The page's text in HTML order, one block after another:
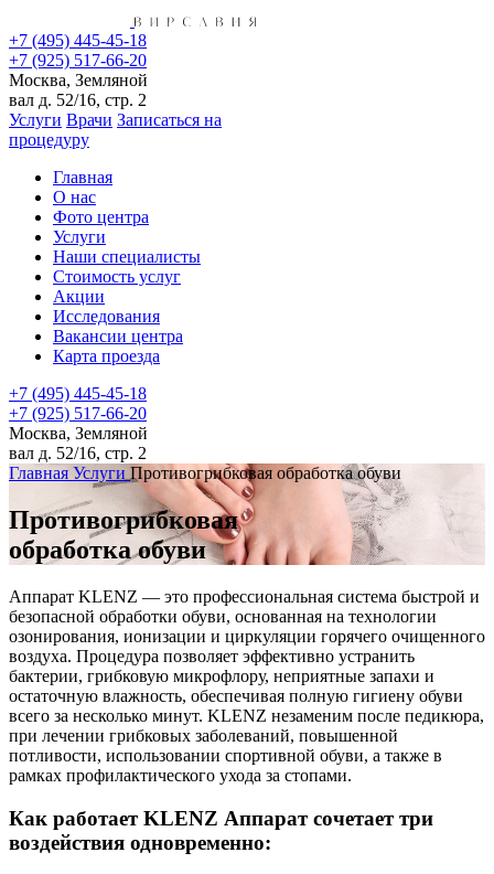
+7 (495) 445-45-18
+7 (925) 517-66-20
Москва, Земляной
вал д. 52/16, стр. 2
Услуги Врачи Записаться на
процедуру
Главная
О нас
Фото центра
Услуги
Наши специалисты
Стоимость услуг
Акции
Исследования
Вакансии центра
Карта проезда
+7 (495) 445-45-18
+7 (925) 517-66-20
Москва, Земляной
вал д. 52/16, стр. 2
Главная Услуги Противогрибковая обработка обуви
Противогрибковая
обработка обуви
Аппарат KLENZ — это профессиональная система быстрой и
безопасной обработки обуви, основанная на технологии
озонирования, ионизации и циркуляции горячего очищенного
воздуха. Процедура позволяет эффективно устранить
бактерии, грибковую микрофлору, неприятные запахи и
остаточную влажность, обеспечивая полную гигиену обуви
всего за несколько минут. KLENZ незаменим после педикюра,
при лечении грибковых заболеваний, повышенной
потливости, использовании спортивной обуви, а также в
рамках профилактического ухода за стопами.
Как работает KLENZ Аппарат сочетает три
воздействия одновременно: